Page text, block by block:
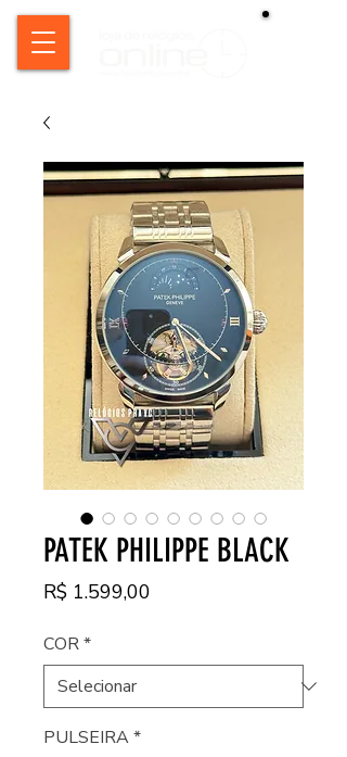
PATEK PHILIPPE BLACK
R$ 1.599,00
COR*
PULSEIRA*